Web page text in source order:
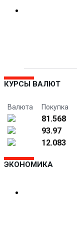
КУРСЫ ВАЛЮТ
Валюта Покупка
81.568
93.97
12.083
ЭКОНОМИКА